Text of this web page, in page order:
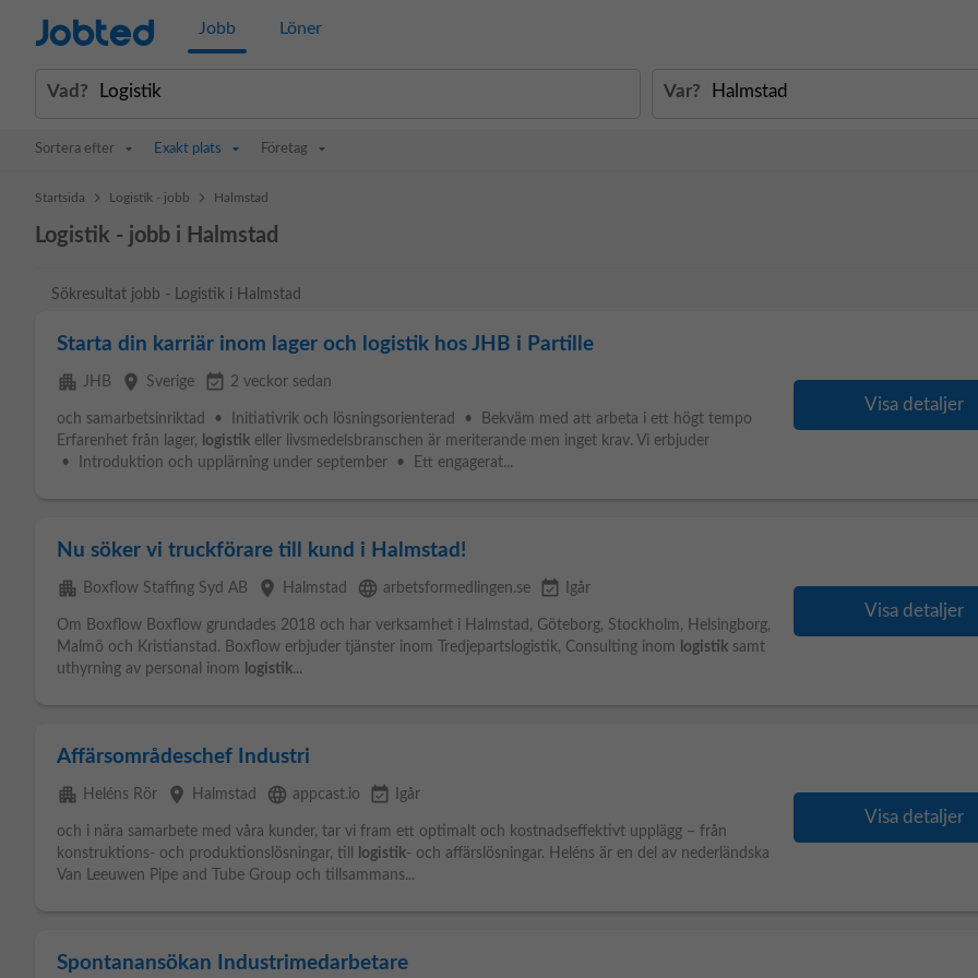
Jobted Jobb Löner
Vad? Var?
Sortera efter Exakt plats Företag
Startsida > Logistik - jobb > Halmstad
Logistik - jobb i Halmstad
Sökresultat jobb - Logistik i Halmstad
Starta din karriär inom lager och logistik hos JHB i Partille
apartment JHB place Sverige event_available 2 veckor sedan
och samarbetsinriktad • Initiativrik och lösningsorienterad • Bekväm med att arbeta i ett högt tempo
Erfarenhet från lager,
logistik eller livsmedelsbranschen är meriterande men inget krav. Vi erbjuder
• Introduktion och upplärning under september • Ett engagerat...
Visa detaljer
Nu söker vi truckförare till kund i Halmstad!
apartment Boxflow Staffing Syd AB place Halmstad language arbetsformedlingen.se event_available Igår
Om Boxflow Boxflow grundades 2018 och har verksamhet i Halmstad, Göteborg, Stockholm, Helsingborg,
Malmö och Kristianstad. Boxflow erbjuder tjänster inom Tredjepartslogistik, Consulting inom
logistik samt
uthyrning av personal inom
logistik...
Visa detaljer
Affärsområdeschef Industri
apartment Heléns Rör place Halmstad language appcast.io event_available Igår
och i nära samarbete med våra kunder, tar vi fram ett optimalt och kostnadseffektivt upplägg – från
konstruktions- och produktionslösningar, till
logistik- och affärslösningar. Heléns är en del av nederländska
Van Leeuwen Pipe and Tube Group och tillsammans...
Visa detaljer
Spontanansökan Industrimedarbetare